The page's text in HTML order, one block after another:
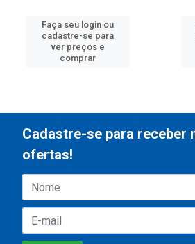
Faça seu login ou
cadastre-se para
ver preços e
comprar
Cadastre-se para receber
ofertas!